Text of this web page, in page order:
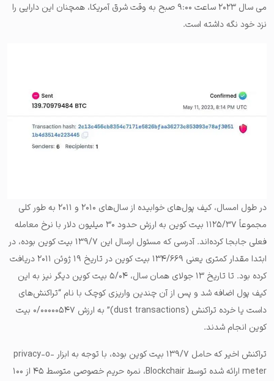
می سال ۲۰۲۳ ساعت ۹:۰۰ صبح به وقت شرق آمریکا، همچنان این دارایی را
نزد خود نگه داشته است.
در طول امسال، کیف پول‌های خوابیده از سال‌های ۲۰۱۰ و ۲۰۱۱ به طور کلی
مجموعاً ۱۱۲۵/۳۷ بیت‌ کوین به ارزش حدود ۳۰ میلیون دلار با نرخ معامله
فعلی جابجا کرده‌اند. آدرسی که مسئول ارسال این ۱۳۹/۷ بیت‌ کوین بوده، در
ابتدا مقدار کمتری یعنی ۱۳۴/۶۶۹ بیت‌ کوین در تاریخ ۱۹ ژوئن ۲۰۱۱ دریافت
کرده بود. تا تاریخ ۱۳ جولای همان سال، ۵/۰۴ بیت‌ کوین دیگر نیز به این
کیف پول اضافه شد و پس از آن چندین واریزی کوچک با نام “تراکنش‌های
داست یا خرده تراکنش (dust transactions)” به ارزش ۰/۰۰۰۰۰۵۴۷ بیت‌
کوین انجام شدند.
تراکنش اخیر که حامل ۱۳۹/۷ بیت‌ کوین بوده، با توجه به ابزار privacy-o-
meter ارائه شده توسط Blockchair، نمره حریم خصوصی متوسط ۴۵ از ۱۰۰